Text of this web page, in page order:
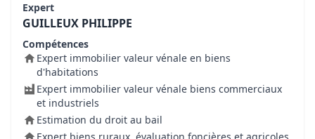
Expert
GUILLEUX PHILIPPE
Compétences
Expert immobilier valeur vénale en biens
d'habitations
Expert immobilier valeur vénale biens commerciaux
et industriels
Estimation du droit au bail